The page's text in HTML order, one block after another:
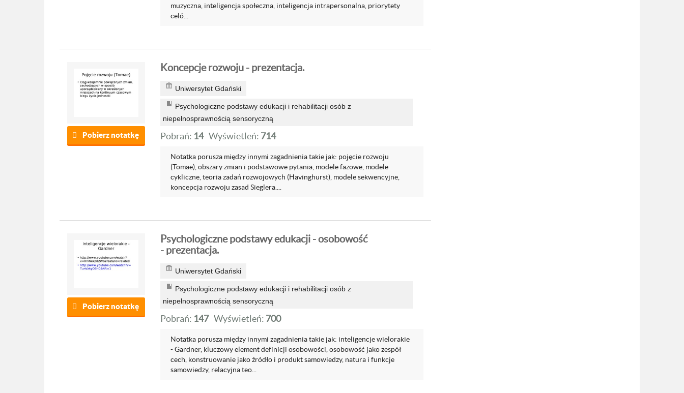
muzyczna, inteligencja społeczna, inteligencja intrapersonalna, priorytety
celó...
Pobierz notatkę
Koncepcje rozwoju - prezentacja.
Uniwersytet Gdański
Psychologiczne podstawy edukacji i rehabilitacji osób z
niepełnosprawnością sensoryczną
Pobrań: 14 Wyświetleń: 714
Notatka porusza między innymi zagadnienia takie jak: pojęcie rozwoju
(Tomae), obszary zmian i podstawowe pytania, modele fazowe, modele
cykliczne, teoria zadań rozwojowych (Havinghurst), modele sekwencyjne,
koncepcja rozwoju zasad Sieglera....
Pobierz notatkę
Psychologiczne podstawy edukacji - osobowość
- prezentacja.
Uniwersytet Gdański
Psychologiczne podstawy edukacji i rehabilitacji osób z
niepełnosprawnością sensoryczną
Pobrań: 147 Wyświetleń: 700
Notatka porusza między innymi zagadnienia takie jak: inteligencje wielorakie
- Gardner, kluczowy element definicji osobowości, osobowość jako zespół
cech, konstruowanie jako źródło i produkt samowiedzy, natura i funkcje
samowiedzy, relacyjna teo...